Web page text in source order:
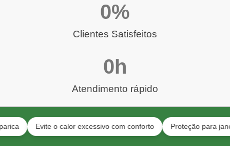
Clientes Satisfeitos
0%
Atendimento rápido
0 h
Evite o calor excessivo com conforto Proteção para janelas